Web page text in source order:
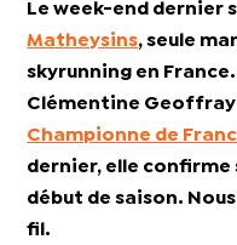
Le week-end dernier
Matheysins, seule
skyrunning en
Clémentine Geoffray
Championne de
dernier, elle confirme
début de saison.
fil.